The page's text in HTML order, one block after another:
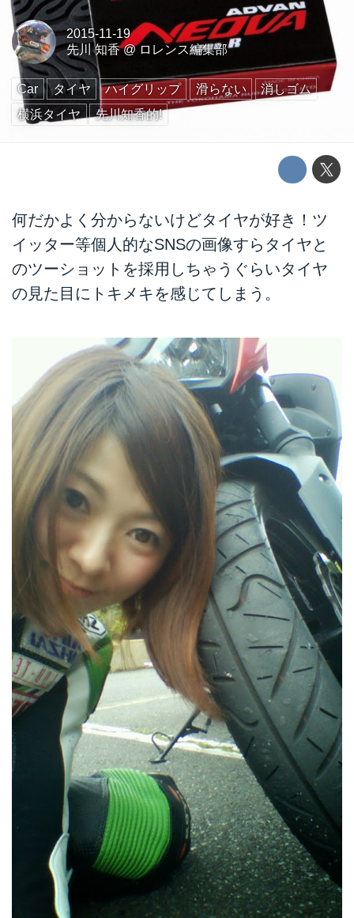
2015-11-19
先川 知香@ロレンス編集部
Car タイヤ ハイグリップ 滑らない
消しゴム
横浜タイヤ
先川知香的!
何だかよく分からないけどタイヤが好き！ツ
イッター等個人的なSNSの画像すらタイヤと
のツーショットを採用しちゃうぐらいタイヤ
の見た目にトキメキを感じてしまう。